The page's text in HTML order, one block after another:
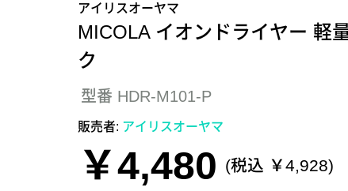
アイリスオーヤマ
MICOLA イオンドライヤー 軽
ク
型番 HDR-M101-P
販売者: アイリスオーヤマ
￥4,480 (税込 ￥4,928)